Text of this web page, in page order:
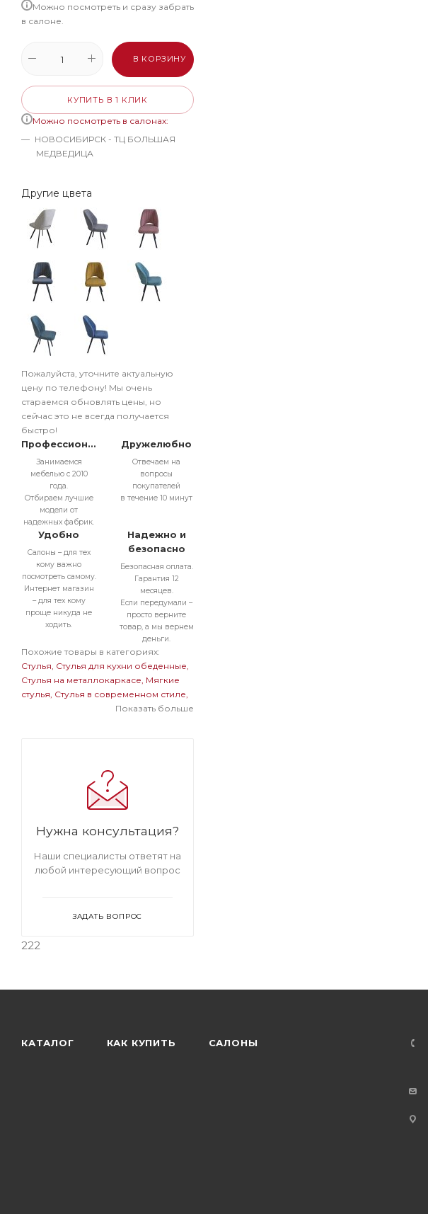
Можно посмотреть и сразу забрать
в салоне.
В КОРЗИНУ
КУПИТЬ В 1 КЛИК
Можно посмотреть в салонах:
НОВОСИБИРСК - ТЦ БОЛЬШАЯ
МЕДВЕДИЦА
Другие цвета
Пожалуйста, уточните актуальную
цену по телефону! Мы очень
стараемся обновлять цены, но
сейчас это не всегда получается
быстро!
Профессионально
Занимаемся
мебелью с 2010
года.
Отбираем лучшие
модели от
надежных фабрик.
Дружелюбно
Отвечаем на
вопросы
покупателей
в течение 10 минут
Удобно
Салоны – для тех
кому важно
посмотреть самому.
Интернет магазин
– для тех кому
проще никуда не
ходить.
Надежно и
безопасно
Безопасная оплата.
Гарантия 12
месяцев.
Если передумали –
просто верните
товар, а мы вернем
деньги.
Похожие товары в категориях:
Стулья Стулья для кухни обеденные
Стулья на металлокаркасе Мягкие
стулья Стулья в современном стиле
Стулья бархатные с обивкой из
обивкой из велюра на
металлокаркасе Мягкие темные
Мягкие стулья велюровые
стулья
Показать больше
Нужна консультация?
Наши специалисты ответят на
любой интересующий вопрос
ЗАДАТЬ ВОПРОС
222
КАТАЛОГ КАК КУПИТЬ САЛОНЫ